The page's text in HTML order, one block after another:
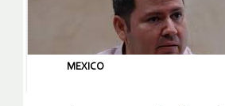
MEXICO